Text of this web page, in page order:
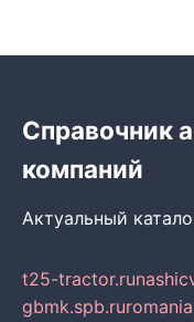
Справочник
компаний
Актуальный
t25-tractor.ru
gbmk.spb.ru